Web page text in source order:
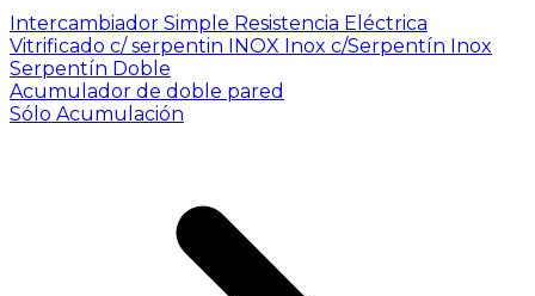
Intercambiador Simple Resistencia Eléctrica
Vitrificado c/ serpentin INOX Inox c/Serpentín Inox
Serpentín Doble
Acumulador de doble pared
Sólo Acumulación